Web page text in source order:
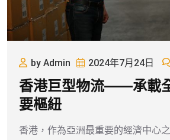
by Admin 2024年7月24日
香港巨型物流——承載
要樞紐
香港，作為亞洲最重要的經濟中心